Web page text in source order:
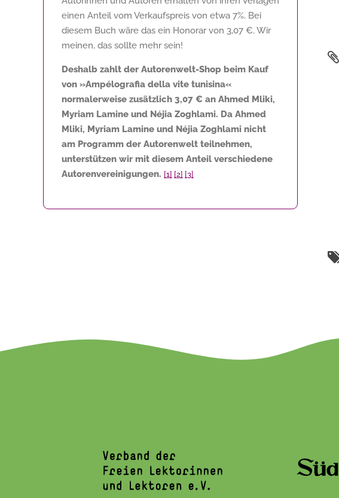
einen Anteil vom Verkaufspreis von etwa 7%. Bei
diesem Buch wäre das ein Honorar von 3,07 €. Wir
meinen, das sollte mehr sein!
Deshalb zahlt der Autorenwelt-Shop beim Kauf
von »Ampélografia della vite tunisina«
normalerweise zusätzlich 3,07 € an Ahmed Mliki,
Myriam Lamine und Néjia Zoghlami. Da Ahmed
Mliki, Myriam Lamine und Néjia Zoghlami nicht
am Programm der Autorenwelt teilnehmen,
unterstützen wir mit diesem Anteil verschiedene
Autorenvereinigungen. [1] [2] [3]